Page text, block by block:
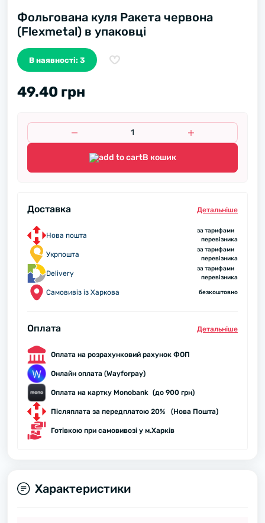
Фольгована куля Ракета червона
(Flexmetal) в упаковці
В наявності: 3
49.40 грн
В кошик
Доставка Детальнiше
Нова пошта
за тарифами
перевізника
Укрпошта
за тарифами
перевізника
Delivery
за тарифами
перевізника
Самовивіз із Харкова безкоштовно
Оплата Детальнiше
Оплата на розрахунковий рахунок ФОП
Онлайн оплата (Wayforpay)
Оплата на картку Monobank (до 900 грн)
Післяплата за передплатою 20% (Нова Пошта)
Готівкою при самовивозі у м.Харків
Характеристики